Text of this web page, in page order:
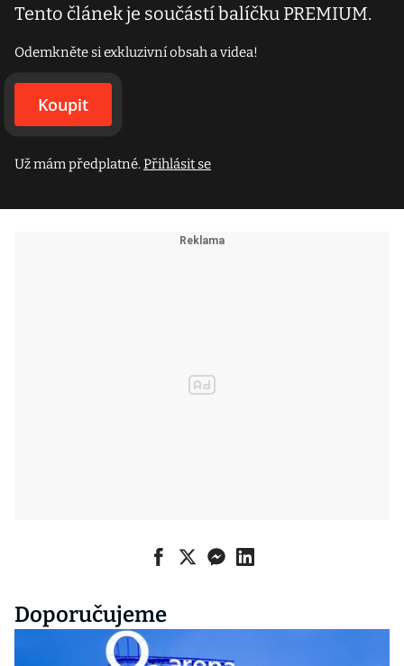
Tento článek je součástí balíčku PREMIUM.
Odemkněte si exkluzivní obsah a videa!
Koupit
Už mám předplatné.Přihlásit se
Doporučujeme